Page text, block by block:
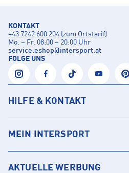
KONTAKT
+43 7242 600 204 (zum Ortstarif)
Mo. – Fr. 08:00 – 20:00 Uhr
service.eshop@intersport.at
FOLGE UNS
HILFE & KONTAKT
MEIN INTERSPORT
AKTUELLE WERBUNG